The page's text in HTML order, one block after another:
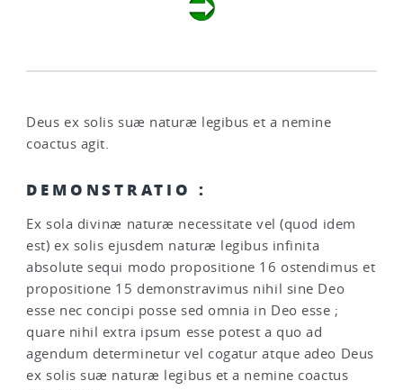
Deus ex solis suæ naturæ legibus et a nemine
coactus agit.
DEMONSTRATIO :
Ex sola divinæ naturæ necessitate vel (quod idem
est) ex solis ejusdem naturæ legibus infinita
absolute sequi modo propositione 16 ostendimus et
propositione 15 demonstravimus nihil sine Deo
esse nec concipi posse sed omnia in Deo esse ;
quare nihil extra ipsum esse potest a quo ad
agendum determinetur vel cogatur atque adeo Deus
ex solis suæ naturæ legibus et a nemine coactus